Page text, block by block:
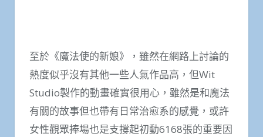
至於《魔法使的新娘》，雖然在網路上討論的
熱度似乎沒有其他一些人氣作品高，但Wit
Studio製作的動畫確實很用心，雖然是和魔法
有關的故事但也帶有日常治愈系的感覺，或許
女性觀眾捧場也是支撐起初動6168張的重要因